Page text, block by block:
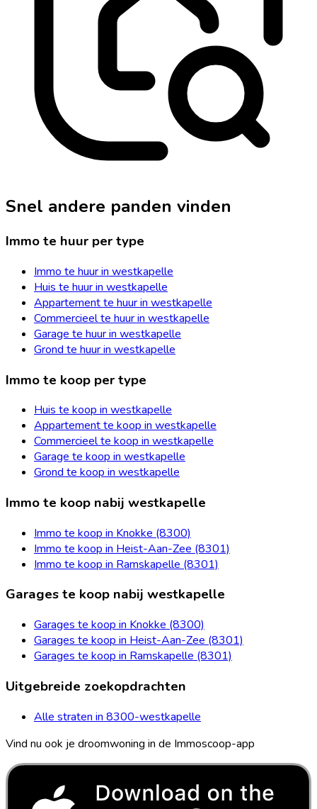
Snel andere panden vinden
Immo te huur per type
Immo te huur in westkapelle
Huis te huur in westkapelle
Appartement te huur in westkapelle
Commercieel te huur in westkapelle
Garage te huur in westkapelle
Grond te huur in westkapelle
Immo te koop per type
Huis te koop in westkapelle
Appartement te koop in westkapelle
Commercieel te koop in westkapelle
Garage te koop in westkapelle
Grond te koop in westkapelle
Immo te koop nabij westkapelle
Immo te koop in Knokke (8300)
Immo te koop in Heist-Aan-Zee (8301)
Immo te koop in Ramskapelle (8301)
Garages te koop nabij westkapelle
Garages te koop in Knokke (8300)
Garages te koop in Heist-Aan-Zee (8301)
Garages te koop in Ramskapelle (8301)
Uitgebreide zoekopdrachten
Alle straten in 8300-westkapelle
Vind nu ook je droomwoning in de Immoscoop-app